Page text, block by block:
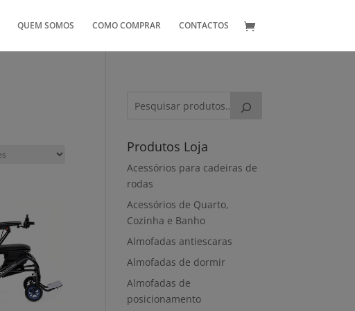
QUEM SOMOS COMO COMPRAR CONTACTOS
Produtos Loja
Acessórios para cadeiras de
rodas
Acessórios de Quarto,
Cozinha e Banho
Almofadas antiescaras
Almofadas de dormir
Almofadas de
posicionamento